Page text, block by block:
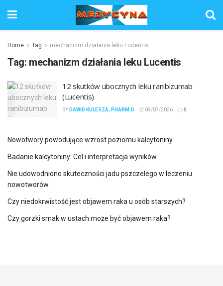
Home Tag mechanizm działania leku Lucentis
Tag: mechanizm działania leku Lucentis
12 skutków ubocznych leku ranibizumab
(Lucentis)
BY DAWID KULESZA, PHARM.D 08/07/2026 0
Nowotwory powodujące wzrost poziomu kalcytoniny
Badanie kalcytoniny: Cel i interpretacja wyników
Nie udowodniono skuteczności jadu pszczelego w leczeniu
nowotworów
Czy niedokrwistość jest objawem raka u osób starszych?
Czy gorzki smak w ustach może być objawem raka?